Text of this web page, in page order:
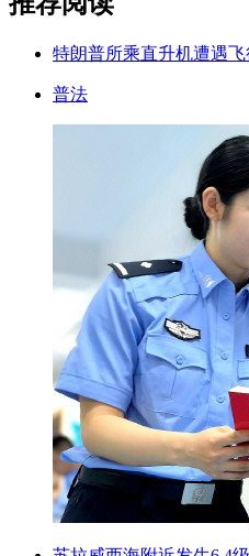
特朗普所乘直升机遭遇
普法